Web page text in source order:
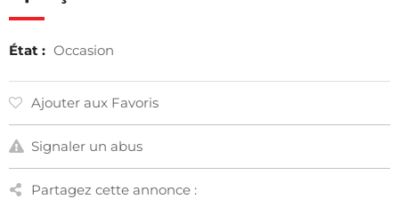
État : Occasion
Ajouter aux Favoris
Signaler un abus
Partagez cette annonce :